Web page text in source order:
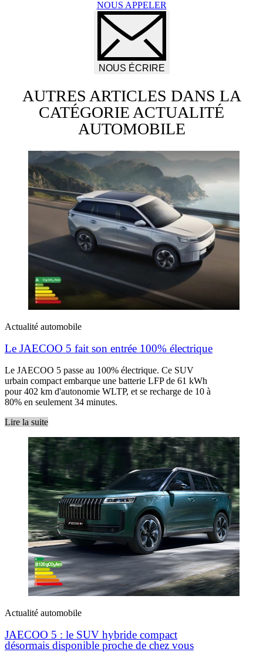
NOUS APPELER
NOUS ÉCRIRE
AUTRES ARTICLES DANS LA
CATÉGORIEACTUALITÉ
AUTOMOBILE
Actualité automobile
Le JAECOO 5 fait son entrée 100% électrique
Le JAECOO 5 passe au 100% électrique. Ce SUV
urbain compact embarque une batterie LFP de 61 kWh
pour 402 km d'autonomie WLTP, et se recharge de 10 à
80% en seulement 34 minutes.
Lire la suite
Actualité automobile
JAECOO 5 : le SUV hybride compact
désormais disponible proche de chez vous